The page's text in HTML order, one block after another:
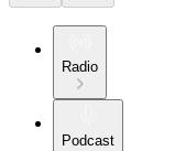
Radio
Podcast